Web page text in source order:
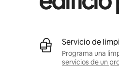
Servicio de
Programa una
servicios de un